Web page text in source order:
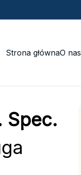
Strona głównaO nas
Spec.